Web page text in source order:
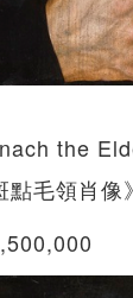
the
毛領肖像》